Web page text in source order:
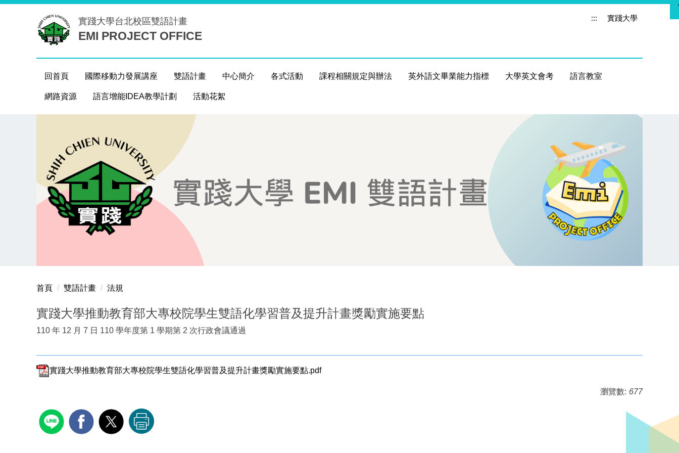
實踐大學台北校區雙語計畫
EMI PROJECT OFFICE
回首頁 國際移動力發展講座 雙語計畫 中心簡介 各式活動 課程相關規定與辦法 英外語文畢業能力指標 大學英文會考 語言教室
網路資源 語言增能IDEA教學計劃 活動花絮
::: 實踐大學
首頁 雙語計畫 法規
實踐大學推動教育部大專校院學生雙語化學習普及提升計畫獎勵實施要點
110 年 12 月 7 日 110 學年度第 1 學期第 2 次行政會議通過
實踐大學推動教育部大專校院學生雙語化學習普及提升計畫獎勵實施要點.pdf
瀏覽數: 677